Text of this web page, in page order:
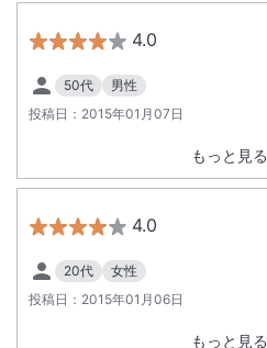
4.0
50代
男性
投稿日： 2015年01月07日
もっと見る
4.0
20代
女性
投稿日： 2015年01月06日
もっと見る